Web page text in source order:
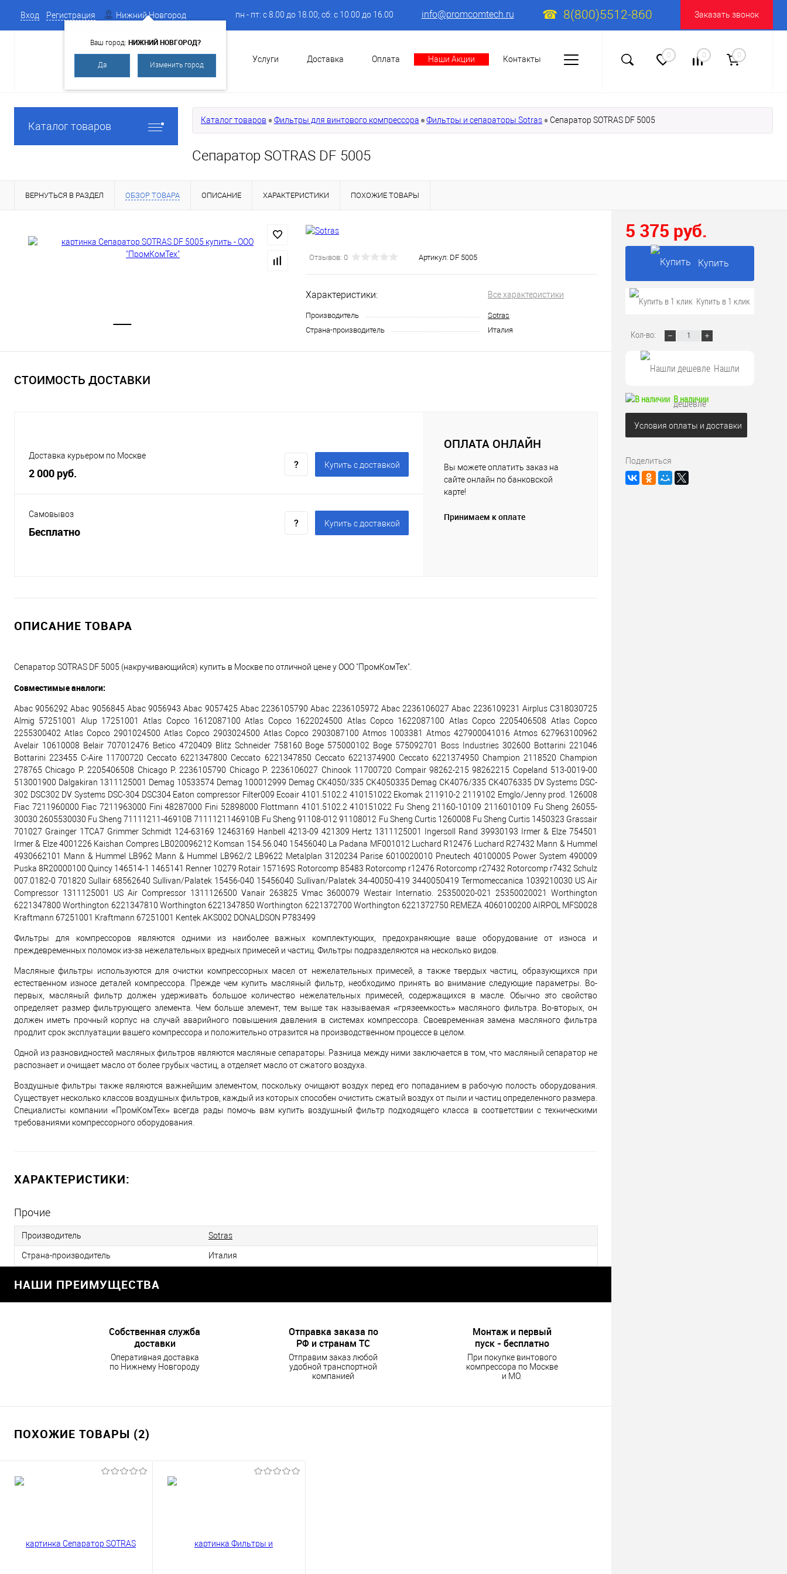
Вход Регистрация Нижний Новгород
Ваш город: НИЖНИЙ НОВГОРОД?
Да Изменить город
пн - пт: с 8.00 до 18.00; сб: с 10.00 до 16.00 info@promcomtech.ru 8(800)5512-860 Заказать звонок
Услуги Доставка Оплата Наши Акции Контакты 0 0 0
Каталог товаров Каталог товаров Фильтры для винтового компрессора Фильтры и сепараторы Sotras Сепаратор SOTRAS DF 5005
Сепаратор SOTRAS DF 5005
ВЕРНУТЬСЯ В РАЗДЕЛ ОБЗОР ТОВАРА ОПИСАНИЕ ХАРАКТЕРИСТИКИ ПОХОЖИЕ ТОВАРЫ
Отзывов: 0 Артикул: DF 5005
Характеристики: Все характеристики
Производитель
Sotras
Страна-производитель
Италия
СТОИМОСТЬ ДОСТАВКИ
Доставка курьером по Москве
2 000 руб.
Купить c доставкой
Самовывоз
Бесплатно
Купить c доставкой
ОПЛАТА ОНЛАЙН
Вы можете оплатить заказ на
сайте онлайн по банковской
карте!
Принимаем к оплате
ОПИСАНИЕ ТОВАРА
Сепаратор SOTRAS DF 5005 (накручивающийся) купить в Москве по отличной цене у ООО "ПромКомТех".
Совместимые аналоги:
Abac 9056292 Abac 9056845 Abac 9056943 Abac 9057425 Abac 2236105790 Abac 2236105972 Abac 2236106027 Abac 2236109231 Airplus C318030725
Almig 57251001 Alup 17251001 Atlas Copco 1612087100 Atlas Copco 1622024500 Atlas Copco 1622087100 Atlas Copco 2205406508 Atlas Copco
2255300402 Atlas Copco 2901024500 Atlas Copco 2903024500 Atlas Copco 2903087100 Atmos 1003381 Atmos 427900041016 Atmos 627963100962
Avelair 10610008 Belair 707012476 Betico 4720409 Blitz Schneider 758160 Boge 575000102 Boge 575092701 Boss Industries 302600 Bottarini 221046
Bottarini 223455 C-Aire 11700720 Ceccato 6221347800 Ceccato 6221347850 Ceccato 6221374900 Ceccato 6221374950 Champion 2118520 Champion
278765 Chicago P. 2205406508 Chicago P. 2236105790 Chicago P. 2236106027 Chinook 11700720 Compair 98262-215 98262215 Copeland 513-0019-00
513001900 Dalgakiran 1311125001 Demag 10533574 Demag 100012999 Demag CK4050/335 CK4050335 Demag CK4076/335 CK4076335 DV Systems DSC-
302 DSC302 DV Systems DSC-304 DSC304 Eaton compressor Filter009 Ecoair 4101.5102.2 410151022 Ekomak 211910-2 2119102 Emglo/Jenny prod. 126008
Fiac 7211960000 Fiac 7211963000 Fini 48287000 Fini 52898000 Flottmann 4101.5102.2 410151022 Fu Sheng 21160-10109 2116010109 Fu Sheng 26055-
30030 2605530030 Fu Sheng 71111211-46910B 7111121146910B Fu Sheng 91108-012 91108012 Fu Sheng Curtis 1260008 Fu Sheng Curtis 1450323 Grassair
701027 Grainger 1TCA7 Grimmer Schmidt 124-63169 12463169 Hanbell 4213-09 421309 Hertz 1311125001 Ingersoll Rand 39930193 Irmer & Elze 754501
Irmer & Elze 4001226 Kaishan Compres LB020096212 Komsan 154.56.040 15456040 La Padana MF001012 Luchard R12476 Luchard R27432 Mann & Hummel
4930662101 Mann & Hummel LB962 Mann & Hummel LB962/2 LB9622 Metalplan 3120234 Parise 6010020010 Pneutech 40100005 Power System 490009
Puska 8R20000100 Quincy 146514-1 1465141 Renner 10279 Rotair 157169S Rotorcomp 85483 Rotorcomp r12476 Rotorcomp r27432 Rotorcomp r7432 Schulz
007.0182-0 701820 Sullair 68562640 Sullivan/Palatek 15456-040 15456040 Sullivan/Palatek 34-40050-419 3440050419 Termomeccanica 1039210030 US Air
Compressor 1311125001 US Air Compressor 1311126500 Vanair 263825 Vmac 3600079 Westair Internatio. 25350020-021 25350020021 Worthington
6221347800 Worthington 6221347810 Worthington 6221347850 Worthington 6221372700 Worthington 6221372750 REMEZA 4060100200 AIRPOL MFS0028
Kraftmann 67251001 Kraftmann 67251001 Kentek AKS002 DONALDSON P783499
Фильтры для компрессоров являются одними из наиболее важных комплектующих, предохраняющие ваше оборудование от износа и
преждевременных поломок из-за нежелательных вредных примесей и частиц. Фильтры подразделяются на несколько видов.
Масляные фильтры используются для очистки компрессорных масел от нежелательных примесей, а также твердых частиц, образующихся при
естественном износе деталей компрессора. Прежде чем купить масляный фильтр, необходимо принять во внимание следующие параметры. Во-
первых, масляный фильтр должен удерживать большое количество нежелательных примесей, содержащихся в масле. Обычно это свойство
определяет размер фильтрующего элемента. Чем больше элемент, тем выше так называемая «грязеемкость» масляного фильтра. Во-вторых, он
должен иметь прочный корпус на случай аварийного повышения давления в системах компрессора. Своевременная замена масляного фильтра
продлит срок эксплуатации вашего компрессора и положительно отразится на производственном процессе в целом.
Одной из разновидностей масляных фильтров являются масляные сепараторы. Разница между ними заключается в том, что масляный сепаратор не
распознает и очищает масло от более грубых частиц, а отделяет масло от сжатого воздуха.
Воздушные фильтры также являются важнейшим элементом, поскольку очищают воздух перед его попаданием в рабочую полость оборудования.
Существует несколько классов воздушных фильтров, каждый из которых способен очистить сжатый воздух от пыли и частиц определенного размера.
Специалисты компании «ПромКомТех» всегда рады помочь вам купить воздушный фильтр подходящего класса в соответствии с техническими
требованиями компрессорного оборудования.
ХАРАКТЕРИСТИКИ:
Прочие
Производитель Sotras
Страна-производитель Италия
НАШИ ПРЕИМУЩЕСТВА
Собственная служба
доставки
Оперативная доставка
по Нижнему Новгороду
Отправка заказа по
РФ и странам ТС
Отправим заказ любой
удобной транспортной
компанией
Монтаж и первый
пуск - бесплатно
При покупке винтового
компрессора по Москве
и МО.
ПОХОЖИЕ ТОВАРЫ (2)
5 375 руб.
Купить
Купить в 1 клик
Кол-во:
Нашли
дешевле
В наличии
Условия оплаты и доставки
Поделиться